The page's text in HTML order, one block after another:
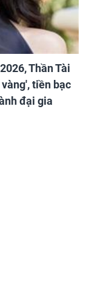
Thần Tài
tiền bạc
đại gia